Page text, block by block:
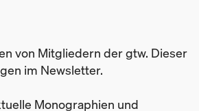
von Mitgliedern der gtw. Dieser
im Newsletter.
Monographien und